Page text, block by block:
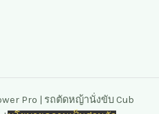
Pro | รถตัดหญ้านั่งขับ Cub